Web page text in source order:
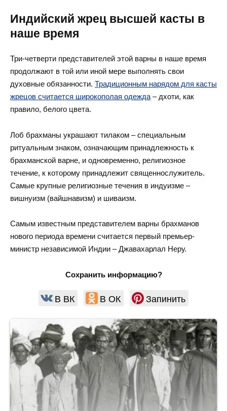
Индийский жрец высшей касты в
наше время
Три-четверти представителей этой варны в наше время
продолжают в той или иной мере выполнять свои
духовные обязанности. Традиционным нарядом для касты
жрецов считается широкополая одежда – дхоти, как
правило, белого цвета.
Лоб брахманы украшают тилаком – специальным
ритуальным знаком, означающим принадлежность к
брахманской варне, и одновременно, религиозное
течение, к которому принадлежит священнослужитель.
Самые крупные религиозные течения в индуизме –
вишнуизм (вайшнавизм) и шиваизм.
Самым известным представителем варны брахманов
нового периода времени считается первый премьер-
министр независимой Индии – Джавахарлал Неру.
Сохранить информацию?
В ВК В ОК Запинить